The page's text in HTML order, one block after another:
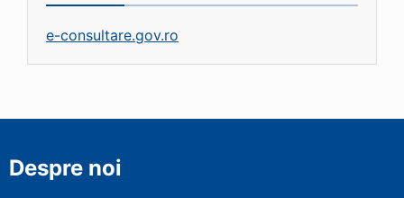
e-consultare.gov.ro
Despre noi